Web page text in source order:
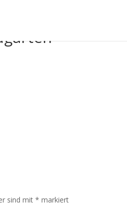
sind mit* markiert